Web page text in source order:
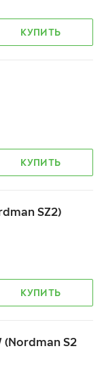
КУПИТЬ
КУПИТЬ
SZ2)
КУПИТЬ
(Nordman S2